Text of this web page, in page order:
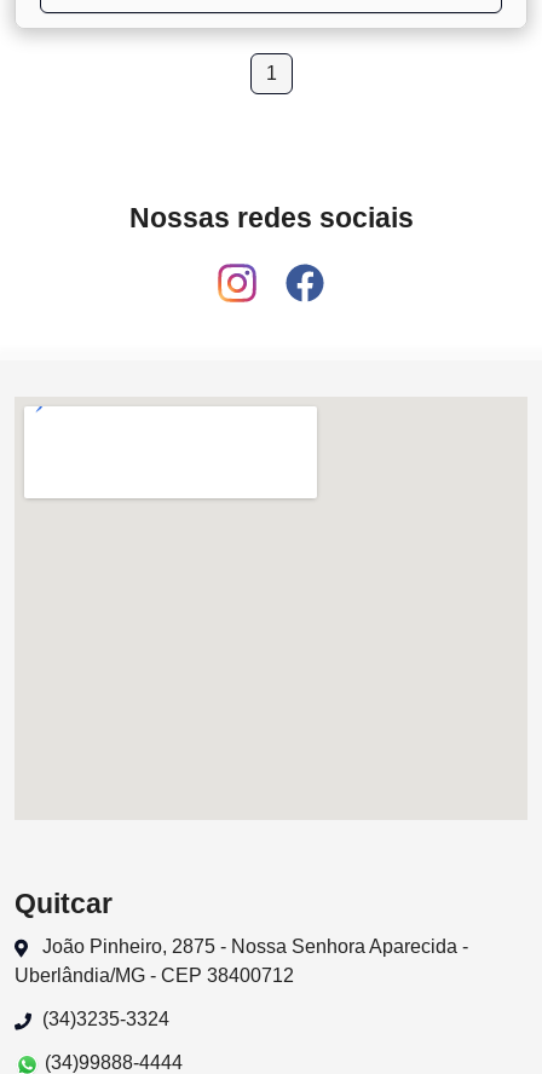
1
Nossas redes sociais
Quitcar
João Pinheiro, 2875 - Nossa Senhora Aparecida -
Uberlândia/MG - CEP 38400712
(34)3235-3324
(34)99888-4444